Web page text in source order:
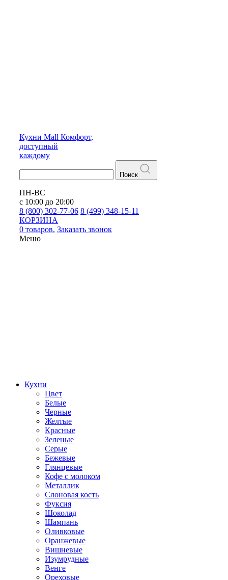
Кухни Mall Комфорт,
доступный
каждому
Поиск
ПН-ВС
с 10:00 до 20:00
8 (800) 302-77-06 8 (499) 348-15-11
КОРЗИНА
0 товаров. Заказать звонок
Меню
Кухни
Цвет
Белые
Черные
Желтые
Красные
Зеленые
Серые
Бежевые
Глянцевые
Кофе с молоком
Металлик
Слоновая кость
Фуксия
Шоколад
Шампань
Оливковые
Оранжевые
Вишневые
Изумрудные
Венге
Ореховые